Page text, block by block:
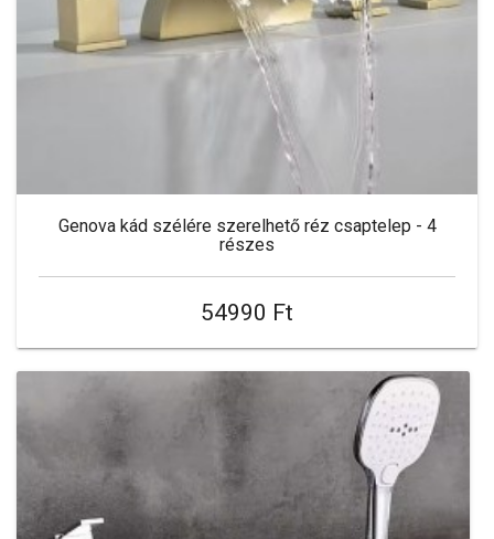
Genova kád szélére szerelhető réz csaptelep - 4
részes
54990 Ft